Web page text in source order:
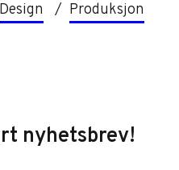
Design Produksjon
nyhetsbrev!